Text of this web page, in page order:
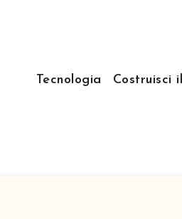
Tecnologia Costruisci